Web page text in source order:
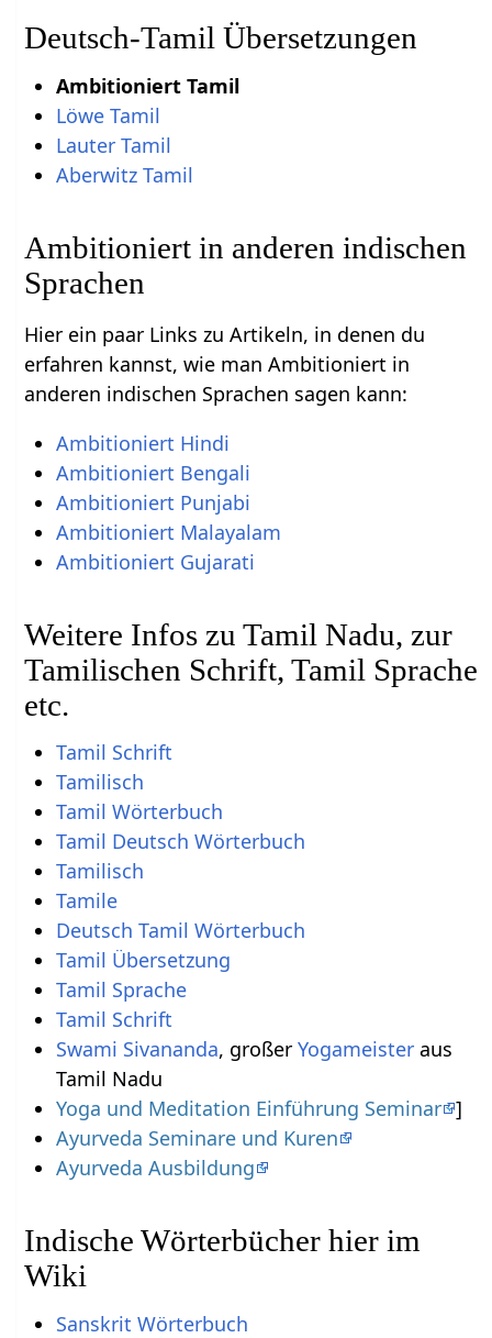
Deutsch-Tamil Übersetzungen
Ambitioniert Tamil
Löwe Tamil
Lauter Tamil
Aberwitz Tamil
Ambitioniert in anderen indischen
Sprachen
Hier ein paar Links zu Artikeln, in denen du
erfahren kannst, wie man Ambitioniert in
anderen indischen Sprachen sagen kann:
Ambitioniert Hindi
Ambitioniert Bengali
Ambitioniert Punjabi
Ambitioniert Malayalam
Ambitioniert Gujarati
Weitere Infos zu Tamil Nadu, zur
Tamilischen Schrift, Tamil Sprache
etc.
Tamil Schrift
Tamilisch
Tamil Wörterbuch
Tamil Deutsch Wörterbuch
Tamilisch
Tamile
Deutsch Tamil Wörterbuch
Tamil Übersetzung
Tamil Sprache
Tamil Schrift
Swami Sivananda, großer Yogameisteraus
Tamil Nadu
Yoga und Meditation Einführung Seminar ]
Ayurveda Seminare und Kuren
Ayurveda Ausbildung
Indische Wörterbücher hier im
Wiki
Sanskrit Wörterbuch